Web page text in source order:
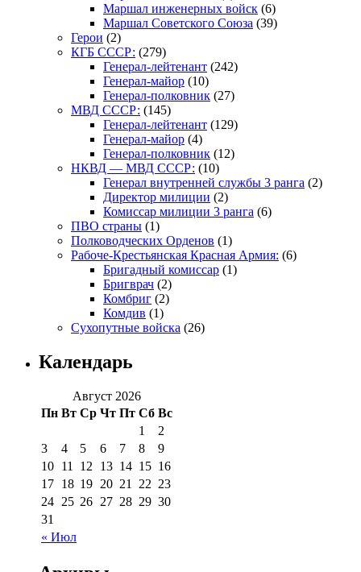
Маршал инженерных войск (6)
Маршал Советского Союза (39)
Герои (2)
КГБ СССР: (279)
Генерал-лейтенант (242)
Генерал-майор (10)
Генерал-полковник (27)
МВД СССР: (145)
Генерал-лейтенант (129)
Генерал-майор (4)
Генерал-полковник (12)
НКВД — МВД СССР: (10)
Генерал внутренней службы 3 ранга (2)
Директор милиции (2)
Комиссар милиции 3 ранга (6)
ПВО страны (1)
Полководческих Орденов (1)
Рабоче-Крестьянская Красная Армия: (6)
Бригадный комиссар (1)
Бригврач (2)
Комбриг (2)
Комдив (1)
Сухопутные войска (26)
Календарь
Август 2026
Пн Вт Ср Чт Пт Сб Вс
« Июл
1
2
3
4 5 6 7 8
9
10 11 12 13 14 15 16
17 18 19 20 21 22 23
24 25 26 27 28 29 30
31